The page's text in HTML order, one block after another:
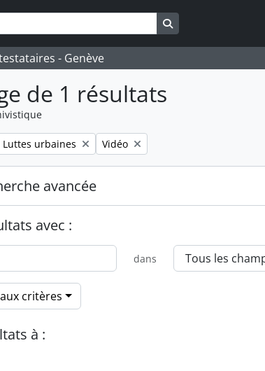
- Genève
de 1 résultats
Remove filter:
Luttes urbaines Remove filter:
Vidéo
avancée
avec :
dans
critères
à :